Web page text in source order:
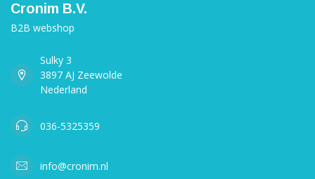
Cronim B.V.
B2B webshop
Sulky 3
3897 AJ Zeewolde
Nederland
036-5325359
info@cronim.nl